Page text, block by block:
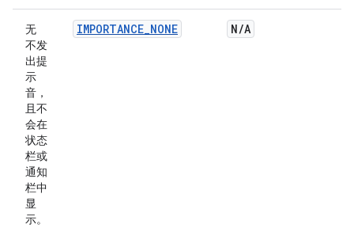
无
不发
出提
示
音，
且不
会在
状态
栏或
通知
栏中
显
示。
IMPORTANCE_NONE N/A